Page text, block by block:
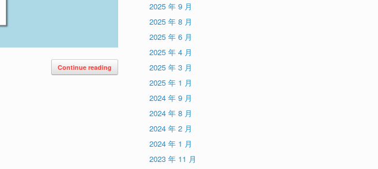
Continue reading
2025 年 9 月
2025 年 8 月
2025 年 6 月
2025 年 4 月
2025 年 3 月
2025 年 1 月
2024 年 9 月
2024 年 8 月
2024 年 2 月
2024 年 1 月
2023 年 11 月